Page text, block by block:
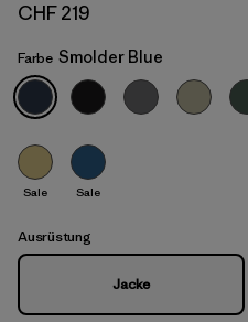
Smolder Blue
CHF 219
Farbe Smolder Blue
Sale Sale
Ausrüstung
Jacke